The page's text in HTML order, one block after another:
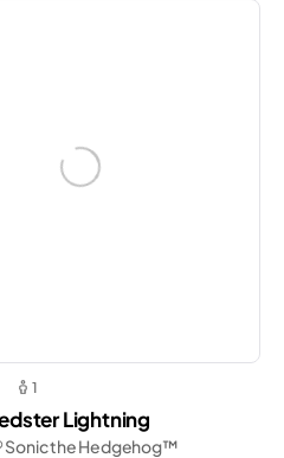
1
Lightning
Sonic the Hedgehog™